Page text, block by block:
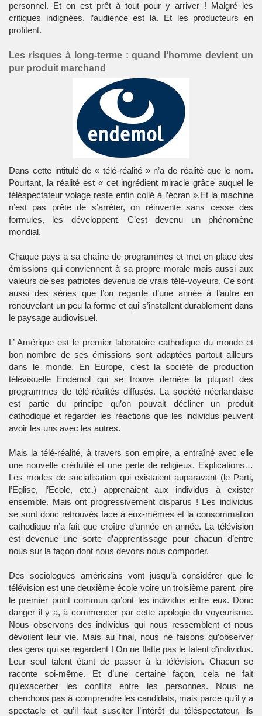
personnel. Et on est prêt à tout pour y arriver ! Malgré les
critiques indignées, l’audience est là. Et les producteurs en
profitent.
Les risques à long-terme : quand l’homme devient un
pur produit marchand
Dans cette intitulé de « télé-réalité » n’a de réalité que le nom.
Pourtant, la réalité est « cet ingrédient miracle grâce auquel le
téléspectateur volage reste enfin collé à l’écran ».Et la machine
n’est pas prête de s’arrêter, on réinvente sans cesse des
formules, les développent. C’est devenu un phénomène
mondial.
Chaque pays a sa chaîne de programmes et met en place des
émissions qui conviennent à sa propre morale mais aussi aux
valeurs de ses patriotes devenus de vrais télé-voyeurs. Ce sont
aussi des séries que l’on regarde d’une année à l’autre en
renouvelant un peu la forme et qui s’installent durablement dans
le paysage audiovisuel.
L’ Amérique est le premier laboratoire cathodique du monde et
bon nombre de ses émissions sont adaptées partout ailleurs
dans le monde. En Europe, c’est la société de production
télévisuelle Endemol qui se trouve derrière la plupart des
programmes de télé-réalités diffusés. La société néerlandaise
est partie du principe qu’on pouvait décliner un produit
cathodique et regarder les réactions que les individus peuvent
avoir les uns avec les autres.
Mais la télé-réalité, à travers son empire, a entraîné avec elle
une nouvelle crédulité et une perte de religieux. Explications…
Les modes de socialisation qui existaient auparavant (le Parti,
l’Eglise, l’Ecole, etc.) apprenaient aux individus à exister
ensemble. Mais ont progressivement disparus ! Les individus
se sont donc retrouvés face à eux-mêmes et la consommation
cathodique n’a fait que croître d’année en année. La télévision
est devenue une sorte d’apprentissage pour chacun d’entre
nous sur la façon dont nous devons nous comporter.
Des sociologues américains vont jusqu’à considérer que le
télévision est une deuxième école voire un troisième parent, pire
le premier point commun qu’ont les individus entre eux. Donc
danger il y a, à commencer par cette apologie du voyeurisme.
Nous observons des individus qui nous ressemblent et nous
dévoilent leur vie. Mais au final, nous ne faisons qu’observer
des gens qui se regardent ! On ne flatte pas le talent d’individus.
Leur seul talent étant de passer à la télévision. Chacun se
raconte soi-même. Et d’une certaine façon, cela ne fait
qu’exacerber les conflits entre les personnes. Nous ne
cherchons pas à comprendre les candidats, mais parce qu’il y a
spectacle et qu’il faut susciter l’intérêt du téléspectateur, ils